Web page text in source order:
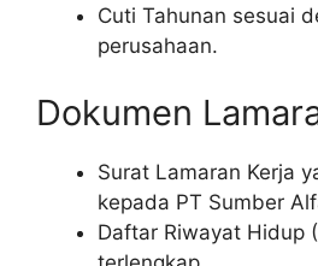
Cuti Tahunan sesuai
perusahaan.
Dokumen
Surat Lamaran Kerja
kepada PT Sumber
Daftar Riwayat Hidup